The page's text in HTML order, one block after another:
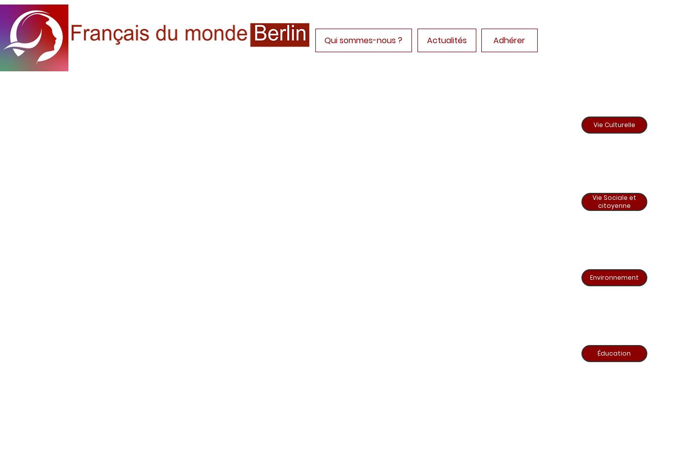
Adhérer
Qui sommes-nous ? Actualités
Vie Culturelle
Vie Sociale et
citoyenne
Environnement
Éducation